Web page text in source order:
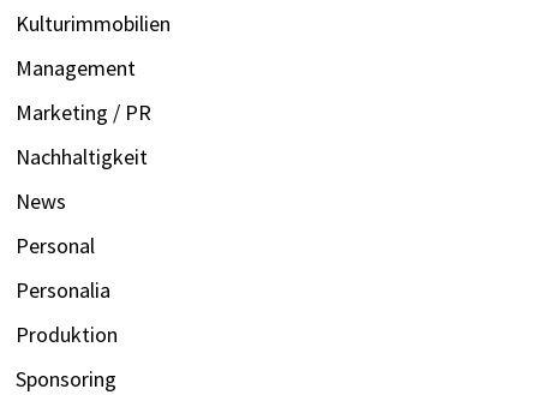
Kulturimmobilien
Management
Marketing / PR
Nachhaltigkeit
News
Personal
Personalia
Produktion
Sponsoring